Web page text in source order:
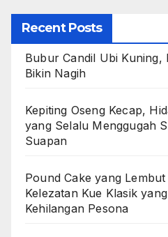
Recent Posts
Bubur Candil Ubi Kuning,
Bikin Nagih
Kepiting Oseng Kecap,
yang Selalu Menggugah
Suapan
Pound Cake yang
Kelezatan Kue Klasik
Kehilangan Pesona